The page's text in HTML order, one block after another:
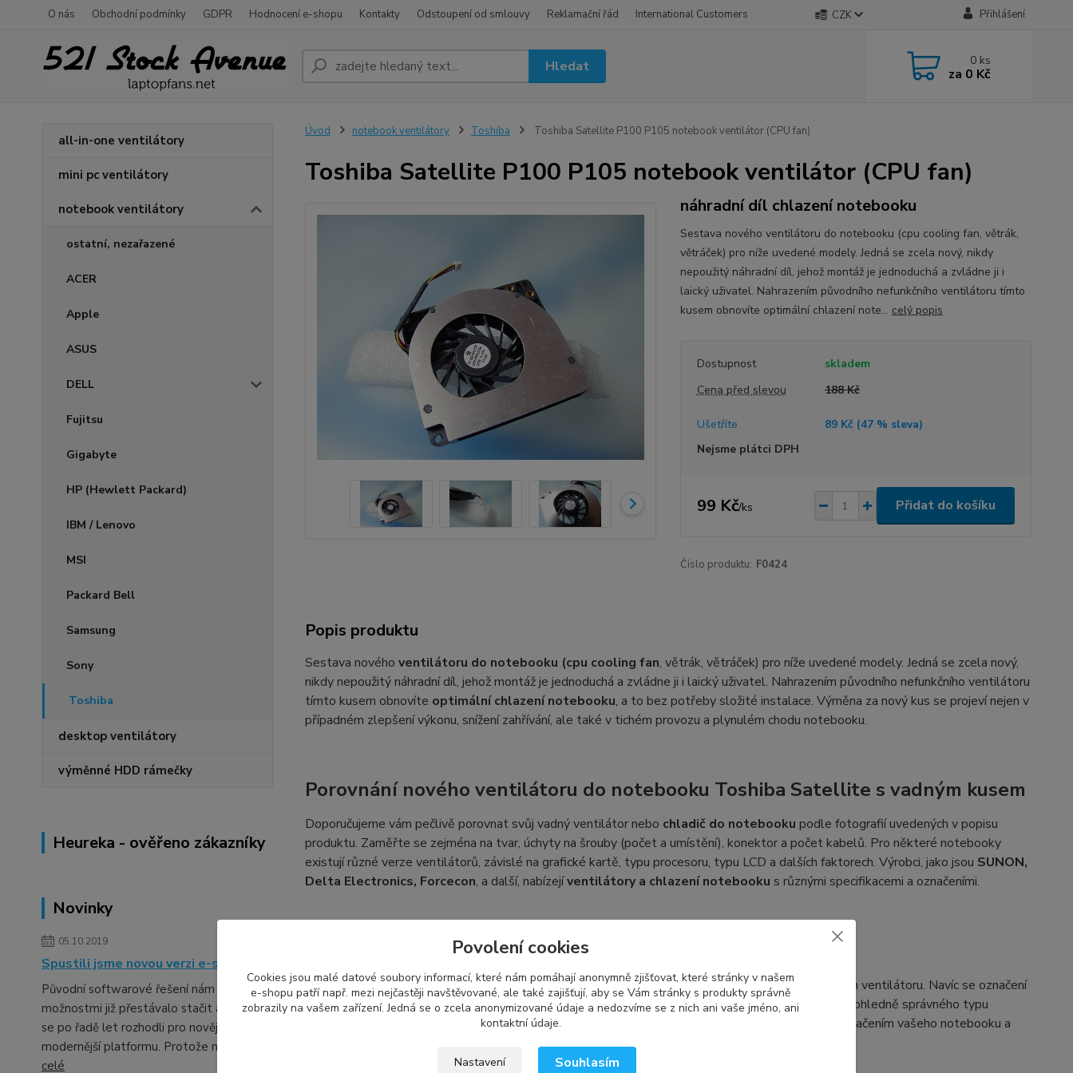
O nás Obchodní podmínky GDPR Hodnocení e-shopu Kontakty Odstoupení od smlouvy Reklamační řád International Customers CZK Přihlášení
Hledat 0 ks
za 0 Kč
all-in-one ventilátory
mini pc ventilátory
notebook ventilátory
ostatní, nezařazené
ACER
Apple
ASUS
DELL
Fujitsu
Gigabyte
HP (Hewlett Packard)
IBM / Lenovo
MSI
Packard Bell
Samsung
Sony
Toshiba
desktop ventilátory
výměnné HDD rámečky
Novinky
05.10.2019
Spustili jsme novou verzi e-shopu
Původní softwarové řešení nám svými
možnostmi již přestávalo stačit a tak jsme
se po řadě let rozhodli pro novější a
modernější platformu. Protože neb...
celé
Heureka - ověřeno zákazníky
Úvod notebook ventilátory Toshiba Toshiba Satellite P100 P105 notebook ventilátor (CPU fan)
Toshiba Satellite P100 P105 notebook ventilátor (CPU fan)
náhradní díl chlazení notebooku
Sestava nového ventilátoru do notebooku (cpu cooling fan, větrák,
větráček) pro níže uvedené modely. Jedná se zcela nový, nikdy
nepoužitý náhradní díl, jehož montáž je jednoduchá a zvládne ji i
laický uživatel. Nahrazením původního nefunkčního ventilátoru tímto
kusem obnovíte optimální chlazení note... celý popis
Dostupnost
skladem
Cena před slevou
188 Kč
Ušetříte 89 Kč (47% sleva)
Nejsme plátci DPH
99 Kč/ks Přidat do košíku
Číslo produktu: F0424
Popis produktu
Sestava nového ventilátoru do notebooku (cpu cooling fan, větrák, větráček) pro níže uvedené modely. Jedná se zcela nový,
nikdy nepoužitý náhradní díl, jehož montáž je jednoduchá a zvládne ji i laický uživatel. Nahrazením původního nefunkčního ventilátoru
tímto kusem obnovíte optimální chlazení notebooku, a to bez potřeby složité instalace. Výměna za nový kus se projeví nejen v
případném zlepšení výkonu, snížení zahřívání, ale také v tichém provozu a plynulém chodu notebooku.
Porovnání nového ventilátoru do notebooku Toshiba Satellite s vadným kusem
Doporučujeme vám pečlivě porovnat svůj vadný ventilátor nebo chladič do notebooku podle fotografií uvedených v popisu
produktu. Zaměřte se zejména na tvar, úchyty na šrouby (počet a umístění), konektor a počet kabelů. Pro některé notebooky
existují různé verze ventilátorů, závislé na grafické kartě, typu procesoru, typu LCD a dalších faktorech. Výrobci, jako jsou SUNON,
Delta Electronics, Forcecon, a další, nabízejíventilátory a chlazení notebooku s různými specifikacemi a označeními.
Označení a kompatibilita náhradního dílu Toshiba
Každý výrobce používá své vlastní označení, což se nemusí shodovat s označením na vašem vadném ventilátoru. Navíc se označení
může změnit a používat se pro více druhů ventilátorů s tímto označením. Pokud máte pochybnosti ohledně správného typu
ventilátoru pro váš notebook, můžete nám poslat fotografii svého vadného ventilátoru spolu s označením vašeho notebooku a
pomůžeme vám vybrat kompatibilní typ z naší nabídky.
Povolení cookies
Cookies jsou malé datové soubory informací, které nám pomáhají anonymně zjišťovat, které stránky v našem
e-shopu patří např. mezi nejčastěji navštěvované, ale také zajišťují, aby se Vám stránky s produkty správně
zobrazily na vašem zařízení. Jedná se o zcela anonymizované údaje a nedozvíme se z nich ani vaše jméno, ani
kontaktní údaje.
Nastavení Souhlasím